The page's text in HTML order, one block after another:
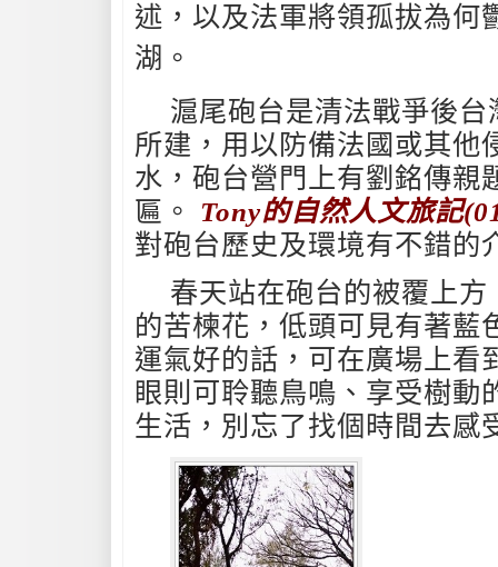
述，以及法軍將領孤拔為何
湖。
滬尾砲台是清法戰爭後
所建，用以防備法國或其他
水，砲台營門上有劉銘傳親
匾。 Tony的自然人文旅記
對砲台歷史及環境有不錯的
春天站在砲台的被覆上
的苦楝花，低頭可見有著藍
運氣好的話，可在廣場上看
眼則可聆聽鳥鳴、享受樹動
生活，別忘了找個時間去感